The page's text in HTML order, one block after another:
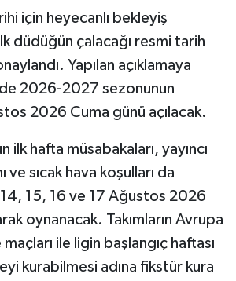
için heyecanlı bekleyiş
düdüğün çalacağı resmi tarih
Yapılan açıklamaya
2026-2027 sezonunun
2026 Cuma günü açılacak.
ilk hafta müsabakaları, yayıncı
ve sıcak hava koşulları da
14, 15, 16 ve 17 Ağustos 2026
oynanacak. Takımların Avrupa
ile ligin başlangıç haftası
kurabilmesi adına fikstür kura